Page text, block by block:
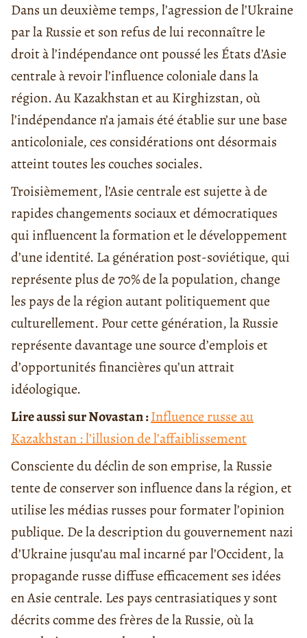
Dans un deuxième temps, l’agression de l’Ukraine
par la Russie et son refus de lui reconnaître le
droit à l’indépendance ont poussé les États d’Asie
centrale à revoir l’influence coloniale dans la
région. Au Kazakhstan et au Kirghizstan, où
l’indépendance n’a jamais été établie sur une base
anticoloniale, ces considérations ont désormais
atteint toutes les couches sociales.
Troisièmement, l’Asie centrale est sujette à de
rapides changements sociaux et démocratiques
qui influencent la formation et le développement
d’une identité. La génération post-soviétique, qui
représente plus de 70% de la population, change
les pays de la région autant politiquement que
culturellement. Pour cette génération, la Russie
représente davantage une source d’emplois et
d’opportunités financières qu’un attrait
idéologique.
Lire aussi sur Novastan :Influence russe au
Kazakhstan : l’illusion de l’affaiblissement
Consciente du déclin de son emprise, la Russie
tente de conserver son influence dans la région, et
utilise les médias russes pour formater l’opinion
publique. De la description du gouvernement nazi
d’Ukraine jusqu’au mal incarné par l’Occident, la
propagande russe diffuse efficacement ses idées
en Asie centrale. Les pays centrasiatiques y sont
décrits comme des frères de la Russie, où la